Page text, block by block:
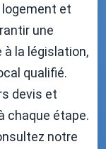
et
une
la législation,
qualifié.
devis et
chaque étape.
notre